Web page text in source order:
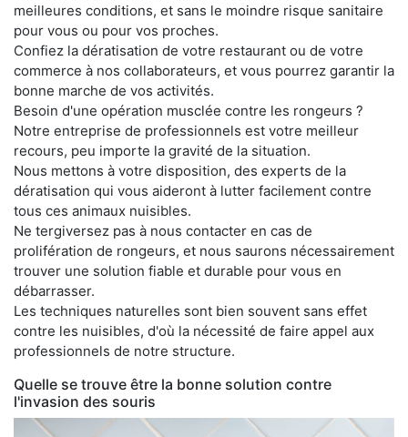
meilleures conditions, et sans le moindre risque sanitaire
pour vous ou pour vos proches.
Confiez la dératisation de votre restaurant ou de votre
commerce à nos collaborateurs, et vous pourrez garantir la
bonne marche de vos activités.
Besoin d'une opération musclée contre les rongeurs ?
Notre entreprise de professionnels est votre meilleur
recours, peu importe la gravité de la situation.
Nous mettons à votre disposition, des experts de la
dératisation qui vous aideront à lutter facilement contre
tous ces animaux nuisibles.
Ne tergiversez pas à nous contacter en cas de
prolifération de rongeurs, et nous saurons nécessairement
trouver une solution fiable et durable pour vous en
débarrasser.
Les techniques naturelles sont bien souvent sans effet
contre les nuisibles, d'où la nécessité de faire appel aux
professionnels de notre structure.
Quelle se trouve être la bonne solution contre
l'invasion des souris